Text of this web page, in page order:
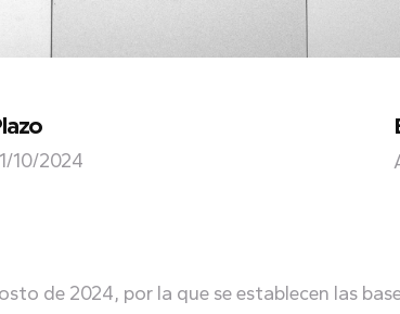
10/2024
de 2024, por la que se establecen las